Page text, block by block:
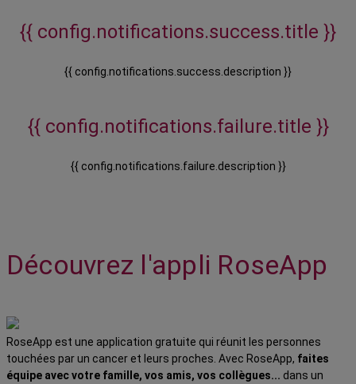
{{ config.notifications.success.title }}
{{ config.notifications.success.description }}
{{ config.notifications.failure.title }}
{{ config.notifications.failure.description }}
Découvrez l'appli RoseApp
RoseApp est une application gratuite qui réunit les personnes
touchées par un cancer et leurs proches. Avec RoseApp, faites
équipe avec votre famille, vos amis, vos collègues... dans un